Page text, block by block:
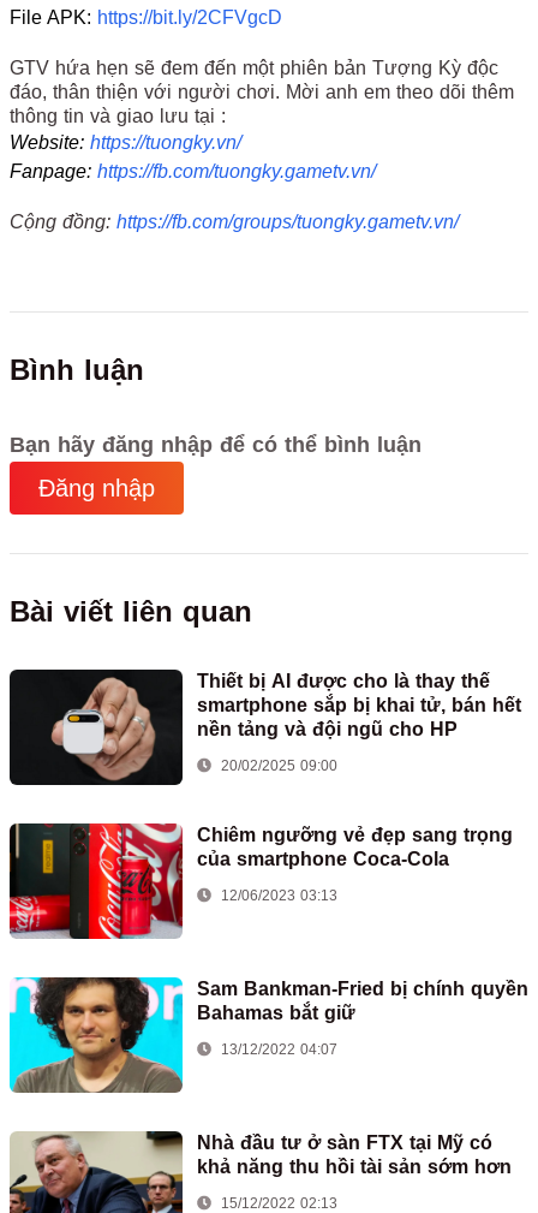
File APK: https://bit.ly/2CFVgcD
GTV hứa hẹn sẽ đem đến một phiên bản Tượng Kỳ độc
đáo, thân thiện với người chơi. Mời anh em theo dõi thêm
thông tin và giao lưu tại :
Website: https://tuongky.vn/
Fanpage: https://fb.com/tuongky.gametv.vn/
Cộng đồng: https://fb.com/groups/tuongky.gametv.vn/
Bình luận
Bạn hãy đăng nhập để có thể bình luận
Đăng nhập
Bài viết liên quan
Thiết bị AI được cho là thay thế
smartphone sắp bị khai tử, bán hết
nền tảng và đội ngũ cho HP
20/02/2025 09:00
Chiêm ngưỡng vẻ đẹp sang trọng
của smartphone Coca-Cola
12/06/2023 03:13
Sam Bankman-Fried bị chính quyền
Bahamas bắt giữ
13/12/2022 04:07
Nhà đầu tư ở sàn FTX tại Mỹ có
khả năng thu hồi tài sản sớm hơn
15/12/2022 02:13